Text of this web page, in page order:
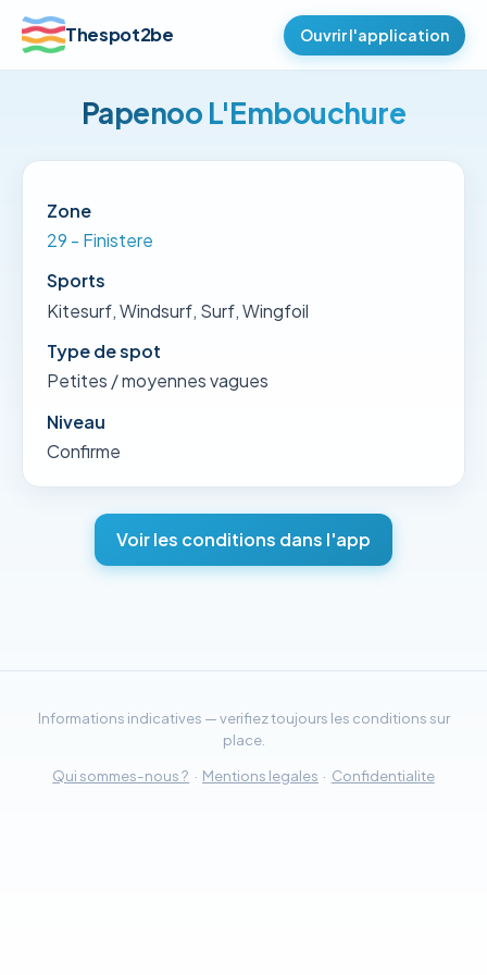
Thespot2be Ouvrir l'application
Papenoo L'Embouchure
Zone
29 - Finistere
Sports
Kitesurf, Windsurf, Surf, Wingfoil
Type de spot
Petites / moyennes vagues
Niveau
Confirme
Voir les conditions dans l'app
Informations indicatives — verifiez toujours les conditions sur
place.
Qui sommes-nous ? · Mentions legales · Confidentialite